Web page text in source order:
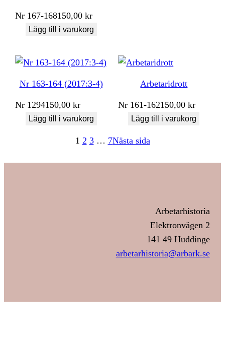
Nr 167-168150,00kr
Lägg till i varukorg
Nr 163-164 (2017:3-4)
Nr 1294150,00kr
Lägg till i varukorg
Arbetaridrott
Nr 161-162150,00kr
Lägg till i varukorg
1 2 3 … 7Nästa sida
Arbetarhistoria
Elektronvägen 2
141 49 Huddinge
arbetarhistoria@arbark.se